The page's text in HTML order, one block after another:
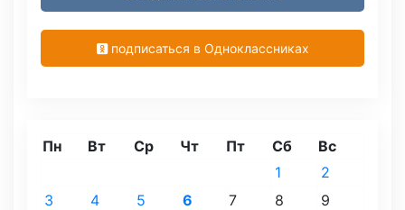
подписаться в Одноклассниках
Пн Вт Ср Чт Пт Сб Вс
1
2
3
4 5 6 7 8
9